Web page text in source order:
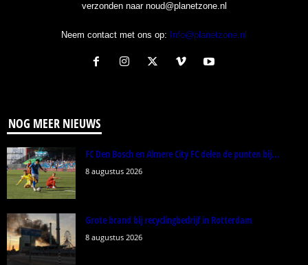
verzonden naar noud@planetzone.nl
Neem contact met ons op: Info@planetzone.nl
NOG MEER NIEUWS
FC Den Bosch en Almere City FC delen de punten bij...
8 augustus 2026
Grote brand bij recyclingbedrijf in Rotterdam
8 augustus 2026